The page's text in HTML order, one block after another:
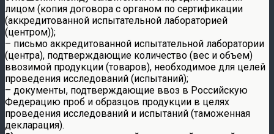
лицом (копия договора с органом по сертификации
(аккредитованной испытательной лабораторией
(центром));
– письмо аккредитованной испытательной лаборатории
(центра), подтверждающие количество (вес и объем)
ввозимой продукции (товаров), необходимое для целей
проведения исследований (испытаний);
– документы, подтверждающие ввоз в Российскую
Федерацию проб и образцов продукции в целях
проведения исследований и испытаний (таможенная
декларация).